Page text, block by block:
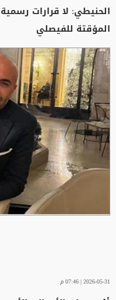
الحنيطي: لا قرارات
المؤقتة للفيصلي
2026-05-31 | 07:46 م